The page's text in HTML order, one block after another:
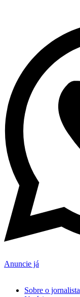
Anuncie já
Sobre o jornalista